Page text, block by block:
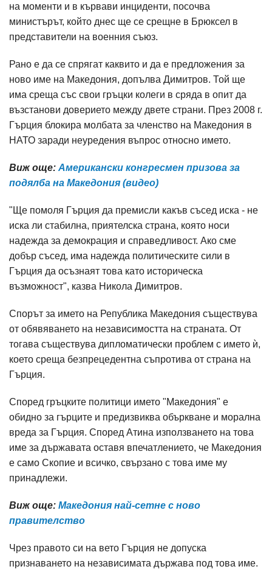
на моменти и в кървави инциденти, посочва
министърът, който днес ще се срещне в Брюксел в
представители на военния съюз.
Рано е да се спрягат каквито и да е предложения за
ново име на Македония, допълва Димитров. Той ще
има среща със свои гръцки колеги в сряда в опит да
възстанови доверието между двете страни. През 2008 г.
Гърция блокира молбата за членство на Македония в
НАТО заради неуредения въпрос относно името.
Виж още: Американски конгресмен призова за
подялба на Македония (видео)
"Ще помоля Гърция да премисли какъв съсед иска - не
иска ли стабилна, приятелска страна, която носи
надежда за демокрация и справедливост. Ако сме
добър съсед, има надежда политическите сили в
Гърция да осъзнаят това като историческа
възможност", казва Никола Димитров.
Спорът за името на Република Македония съществува
от обявяването на независимостта на страната. От
тогава съществува дипломатически проблем с името ѝ,
което среща безпрецедентна съпротива от страна на
Гърция.
Според гръцките политици името "Македония" е
обидно за гърците и предизвиква объркване и морална
вреда за Гърция. Според Атина използването на това
име за държавата оставя впечатлението, че Македония
е само Скопие и всичко, свързано с това име му
принадлежи.
Виж още: Македония най-сетне с ново
правителство
Чрез правото си на вето Гърция не допуска
признаването на независимата държава под това име.